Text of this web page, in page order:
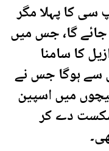
کے گروپ سی کا پہلا مگر
جائے گا، جس میں
کا سامنا
سے ہوگا جس نے
میں اسپین
دے کر